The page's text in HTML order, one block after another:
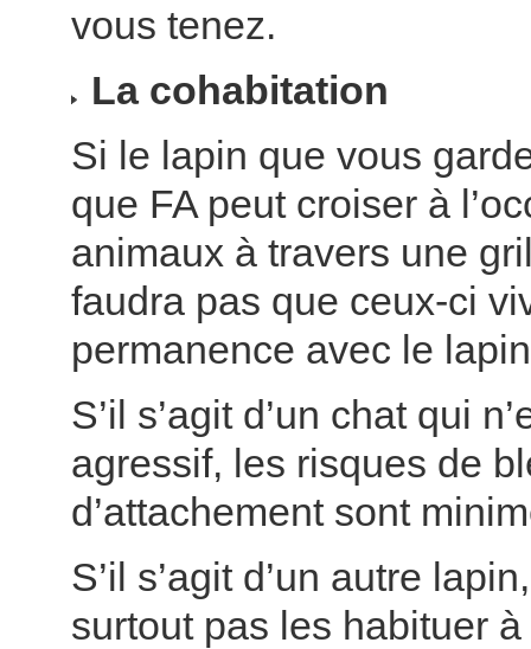
vous tenez.
La cohabitation
Si le lapin que vous
que FA peut croiser à
animaux à travers une
faudra pas que ceux-ci
permanence avec le
S’il s’agit d’un chat qui
agressif, les risques de
d’attachement sont
S’il s’agit d’un autre
surtout pas les habituer